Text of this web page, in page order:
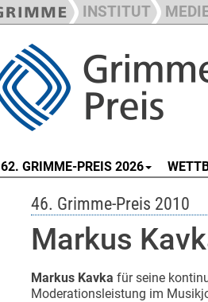
INSTITUT
62. GRIMME-PREIS 2026
46. Grimme-Preis 2010
Markus
Markus Kavka für seine
Moderationsleistung im